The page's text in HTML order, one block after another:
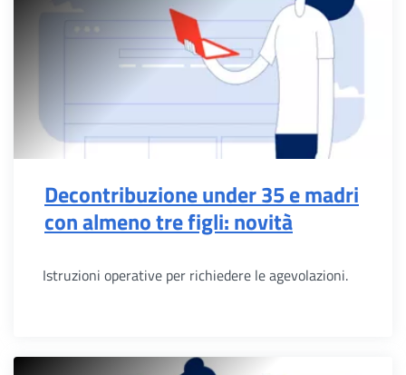
Decontribuzione under 35 e madri
con almeno tre figli: novità
Istruzioni operative per richiedere le agevolazioni.